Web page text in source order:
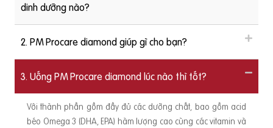
dinh dưỡng nào?
2. PM Procare diamond giúp gì cho bạn?
3. Uống PM Procare diamond lúc nào thì tốt?
Với thành phần gồm đầy đủ các dưỡng chất, bao gồm acid
béo Omega 3 (DHA, EPA) hàm lượng cao cùng các vitamin và